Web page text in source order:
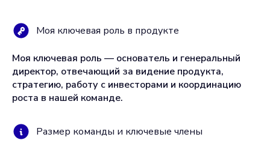
Моя ключевая роль в продукте
Моя ключевая роль — основатель и генеральный
директор, отвечающий за видение продукта,
стратегию, работу с инвесторами и координацию
роста в нашей команде.
Размер команды и ключевые члены